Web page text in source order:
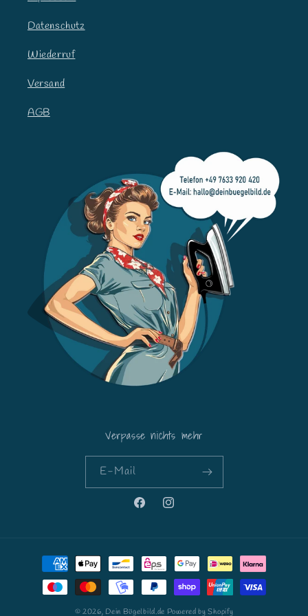
Datenschutz
Wiederruf
Versand
AGB
Verpasse nichts mehr
E-Mail
FacebookInstagram
Zahlungsmethoden
© 2026, Dein Bügelbild.de Powered by Shopify